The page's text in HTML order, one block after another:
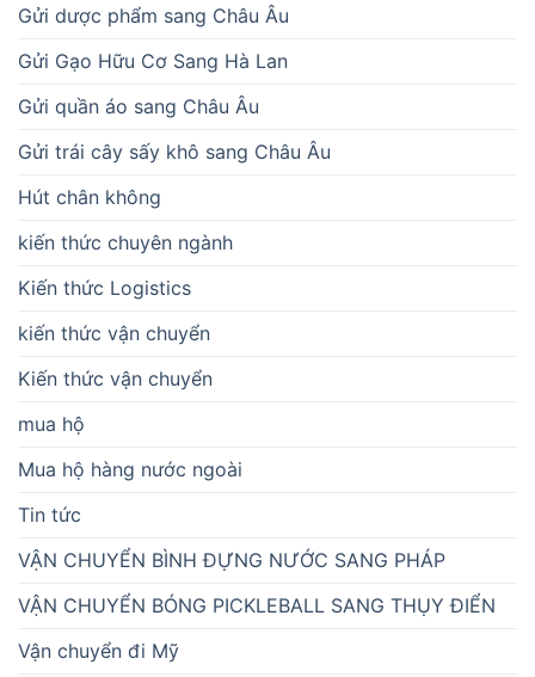
Gửi dược phẩm sang Châu Âu
Gửi Gạo Hữu Cơ Sang Hà Lan
Gửi quần áo sang Châu Âu
Gửi trái cây sấy khô sang Châu Âu
Hút chân không
kiến thức chuyên ngành
Kiến thức Logistics
kiến thức vận chuyển
Kiến thức vận chuyển
mua hộ
Mua hộ hàng nước ngoài
Tin tức
VẬN CHUYỂN BÌNH ĐỰNG NƯỚC SANG PHÁP
VẬN CHUYỂN BÓNG PICKLEBALL SANG THỤY ĐIỂN
Vận chuyển đi Mỹ